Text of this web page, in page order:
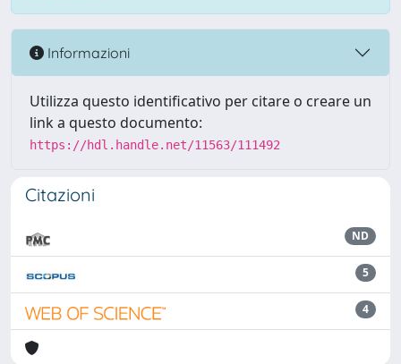
Informazioni
Utilizza questo identificativo per citare o creare un
link a questo documento:
https://hdl.handle.net/11563/111492
Citazioni
ND
5
4